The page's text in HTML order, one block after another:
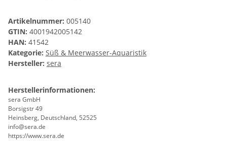
Artikelnummer: 005140
GTIN: 4001942005142
HAN: 41542
Kategorie: Süß & Meerwasser-Aquaristik
Hersteller: sera
Herstellerinformationen:
sera GmbH
Borsigstr 49
Heinsberg, Deutschland, 52525
info@sera.de
https://www.sera.de